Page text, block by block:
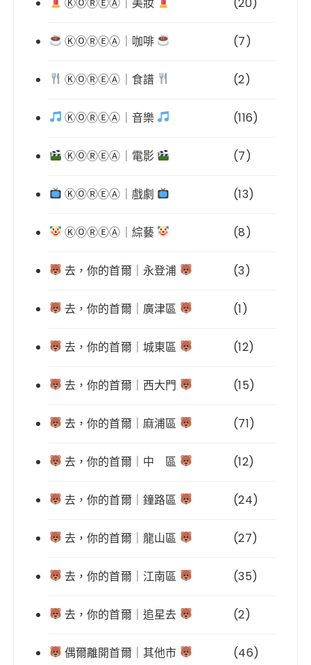
ⓀⓄⓇⒺⒶ｜咖啡 (7)
ⓀⓄⓇⒺⒶ｜食譜 (2)
ⓀⓄⓇⒺⒶ｜音樂 (116)
ⓀⓄⓇⒺⒶ｜電影 (7)
ⓀⓄⓇⒺⒶ｜戲劇 (13)
ⓀⓄⓇⒺⒶ｜綜藝 (8)
去，你的首爾｜永登浦 (3)
去，你的首爾｜廣津區 (1)
去，你的首爾｜城東區 (12)
去，你的首爾｜西大門 (15)
去，你的首爾｜麻浦區 (71)
去，你的首爾｜中 區 (12)
去，你的首爾｜鐘路區 (24)
去，你的首爾｜龍山區 (27)
去，你的首爾｜江南區 (35)
去，你的首爾｜追星去 (2)
偶爾離開首爾｜其他市 (46)